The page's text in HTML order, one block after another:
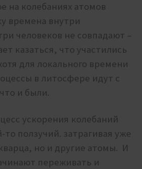
на колебаниях атомов
времена внутри
человеков не совпадают –
казаться, что участились
для локального времени
в литосфере идут с
и были.
ускорения колебаний
то ползучий. затрагивая уже
но и другие атомы. И
переживать и